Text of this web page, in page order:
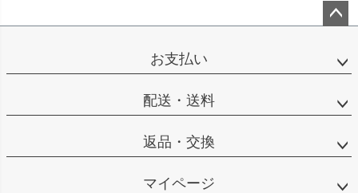
ップ
お支払い
配送・送料
返品・交換
マイページ